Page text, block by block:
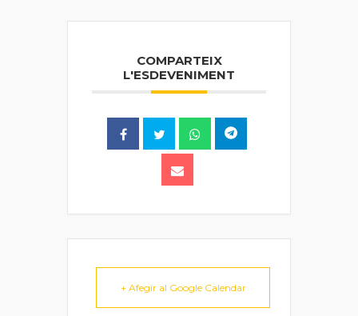
COMPARTEIX
L'ESDEVENIMENT
+ Afegir al Google Calendar